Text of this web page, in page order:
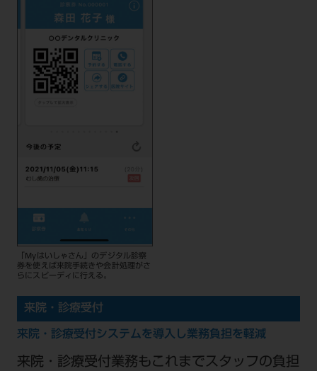
「Myはいしゃさん」のデジタル診察
券を使えば来院手続きや会計処理がさ
らにスピーディに行える。
来院・診療受付
来院・診療受付システムを導入し業務負担を軽減
来院・診療受付業務もこれまでスタッフの負担